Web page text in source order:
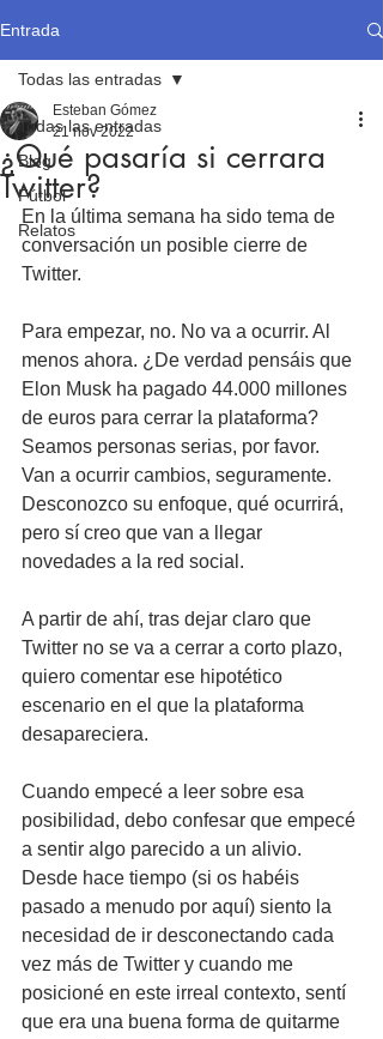
Entrada
Todas las entradas
Blog
Fútbol
Relatos
Todas las entradas
¿Qué pasaría si cerrara
Twitter?
Esteban Gómez
21 nov 2022
En la última semana ha sido tema de
conversación un posible cierre de
Twitter.
Para empezar, no. No va a ocurrir. Al
menos ahora. ¿De verdad pensáis que
Elon Musk ha pagado 44.000 millones
de euros para cerrar la plataforma?
Seamos personas serias, por favor.
Van a ocurrir cambios, seguramente.
Desconozco su enfoque, qué ocurrirá,
pero sí creo que van a llegar
novedades a la red social.
A partir de ahí, tras dejar claro que
Twitter no se va a cerrar a corto plazo,
quiero comentar ese hipotético
escenario en el que la plataforma
desapareciera.
Cuando empecé a leer sobre esa
posibilidad, debo confesar que empecé
a sentir algo parecido a un alivio.
Desde hace tiempo (si os habéis
pasado a menudo por aquí) siento la
necesidad de ir desconectando cada
vez más de Twitter y cuando me
posicioné en este irreal contexto, sentí
que era una buena forma de quitarme